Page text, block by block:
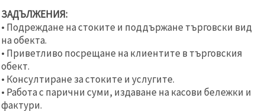
си в
"Настройки",
като
избереш
дадения
вид
"бисквитки"
и кликнеш
бутона
"Запази"
ЗАДЪЛЖЕНИЯ:
• Подреждане на стоките и поддържане търговски вид
на обекта.
• Приветливо посрещане на клиентите в търговския
обект.
• Консултиране за стоките и услугите.
• Работа с парични суми, издаване на касови бележки и
фактури.